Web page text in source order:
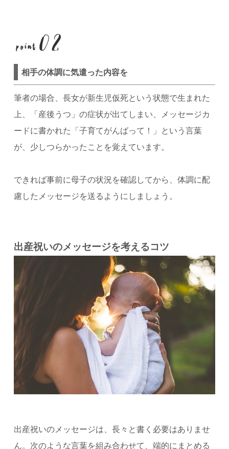
相手の体調に気遣った内容を
筆者の場合、長女が新生児仮死という状態で生まれた
上、「産後うつ」の症状が出てしまい、メッセージカ
ードに書かれた「子育てがんばって！」という言葉
が、少しつらかったことを覚えています。
できれば事前に母子の状況を確認してから、体調に配
慮したメッセージを送るようにしましょう。
出産祝いのメッセージを考えるコツ
出産祝いのメッセージは、長々と書く必要はありませ
ん。次のような言葉を組み合わせて、端的にまとめる